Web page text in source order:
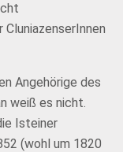
Angehörige des
weiß es nicht.
Isteiner
(wohl um 1820